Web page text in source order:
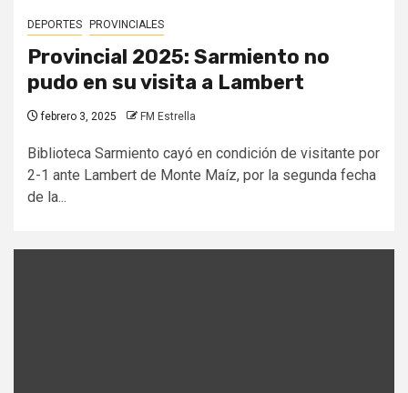
DEPORTES PROVINCIALES
Provincial 2025: Sarmiento no
pudo en su visita a Lambert
febrero 3, 2025 FM Estrella
Biblioteca Sarmiento cayó en condición de visitante por
2-1 ante Lambert de Monte Maíz, por la segunda fecha
de la...